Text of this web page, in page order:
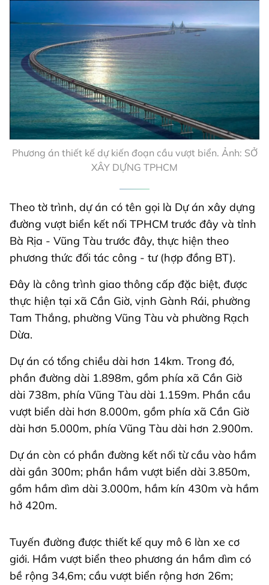
Phương án thiết kế dự kiến đoạn cầu vượt biển. Ảnh: SỞ
XÂY DỰNG TPHCM
Theo tờ trình, dự án có tên gọi là Dự án xây dựng
đường vượt biển kết nối TPHCM trước đây và tỉnh
Bà Rịa - Vũng Tàu trước đây, thực hiện theo
phương thức đối tác công - tư (hợp đồng BT).
Đây là công trình giao thông cấp đặc biệt, được
thực hiện tại xã Cần Giờ, vịnh Gành Rái, phường
Tam Thắng, phường Vũng Tàu và phường Rạch
Dừa.
Dự án có tổng chiều dài hơn 14km. Trong đó,
phần đường dài 1.898m, gồm phía xã Cần Giờ
dài 738m, phía Vũng Tàu dài 1.159m. Phần cầu
vượt biển dài hơn 8.000m, gồm phía xã Cần Giờ
dài hơn 5.000m, phía Vũng Tàu dài hơn 2.900m.
Dự án còn có phần đường kết nối từ cầu vào hầm
dài gần 300m; phần hầm vượt biển dài 3.850m,
gồm hầm dìm dài 3.000m, hầm kín 430m và hầm
hở 420m.
Tuyến đường được thiết kế quy mô 6 làn xe cơ
giới. Hầm vượt biển theo phương án hầm dìm có
bề rộng 34,6m; cầu vượt biển rộng hơn 26m;